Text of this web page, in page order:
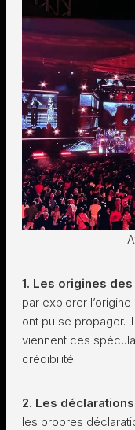
1. Les origines
par explorer
ont pu se propager.
viennent ces
crédibilité.
2. Les déclarations
les propres